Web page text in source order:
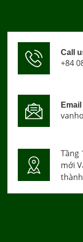
Call
+84
Email
Tầng
mới